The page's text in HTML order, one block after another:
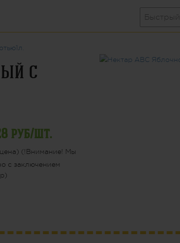
с
руб/шт.
(!Внимание! Мы
с заключением